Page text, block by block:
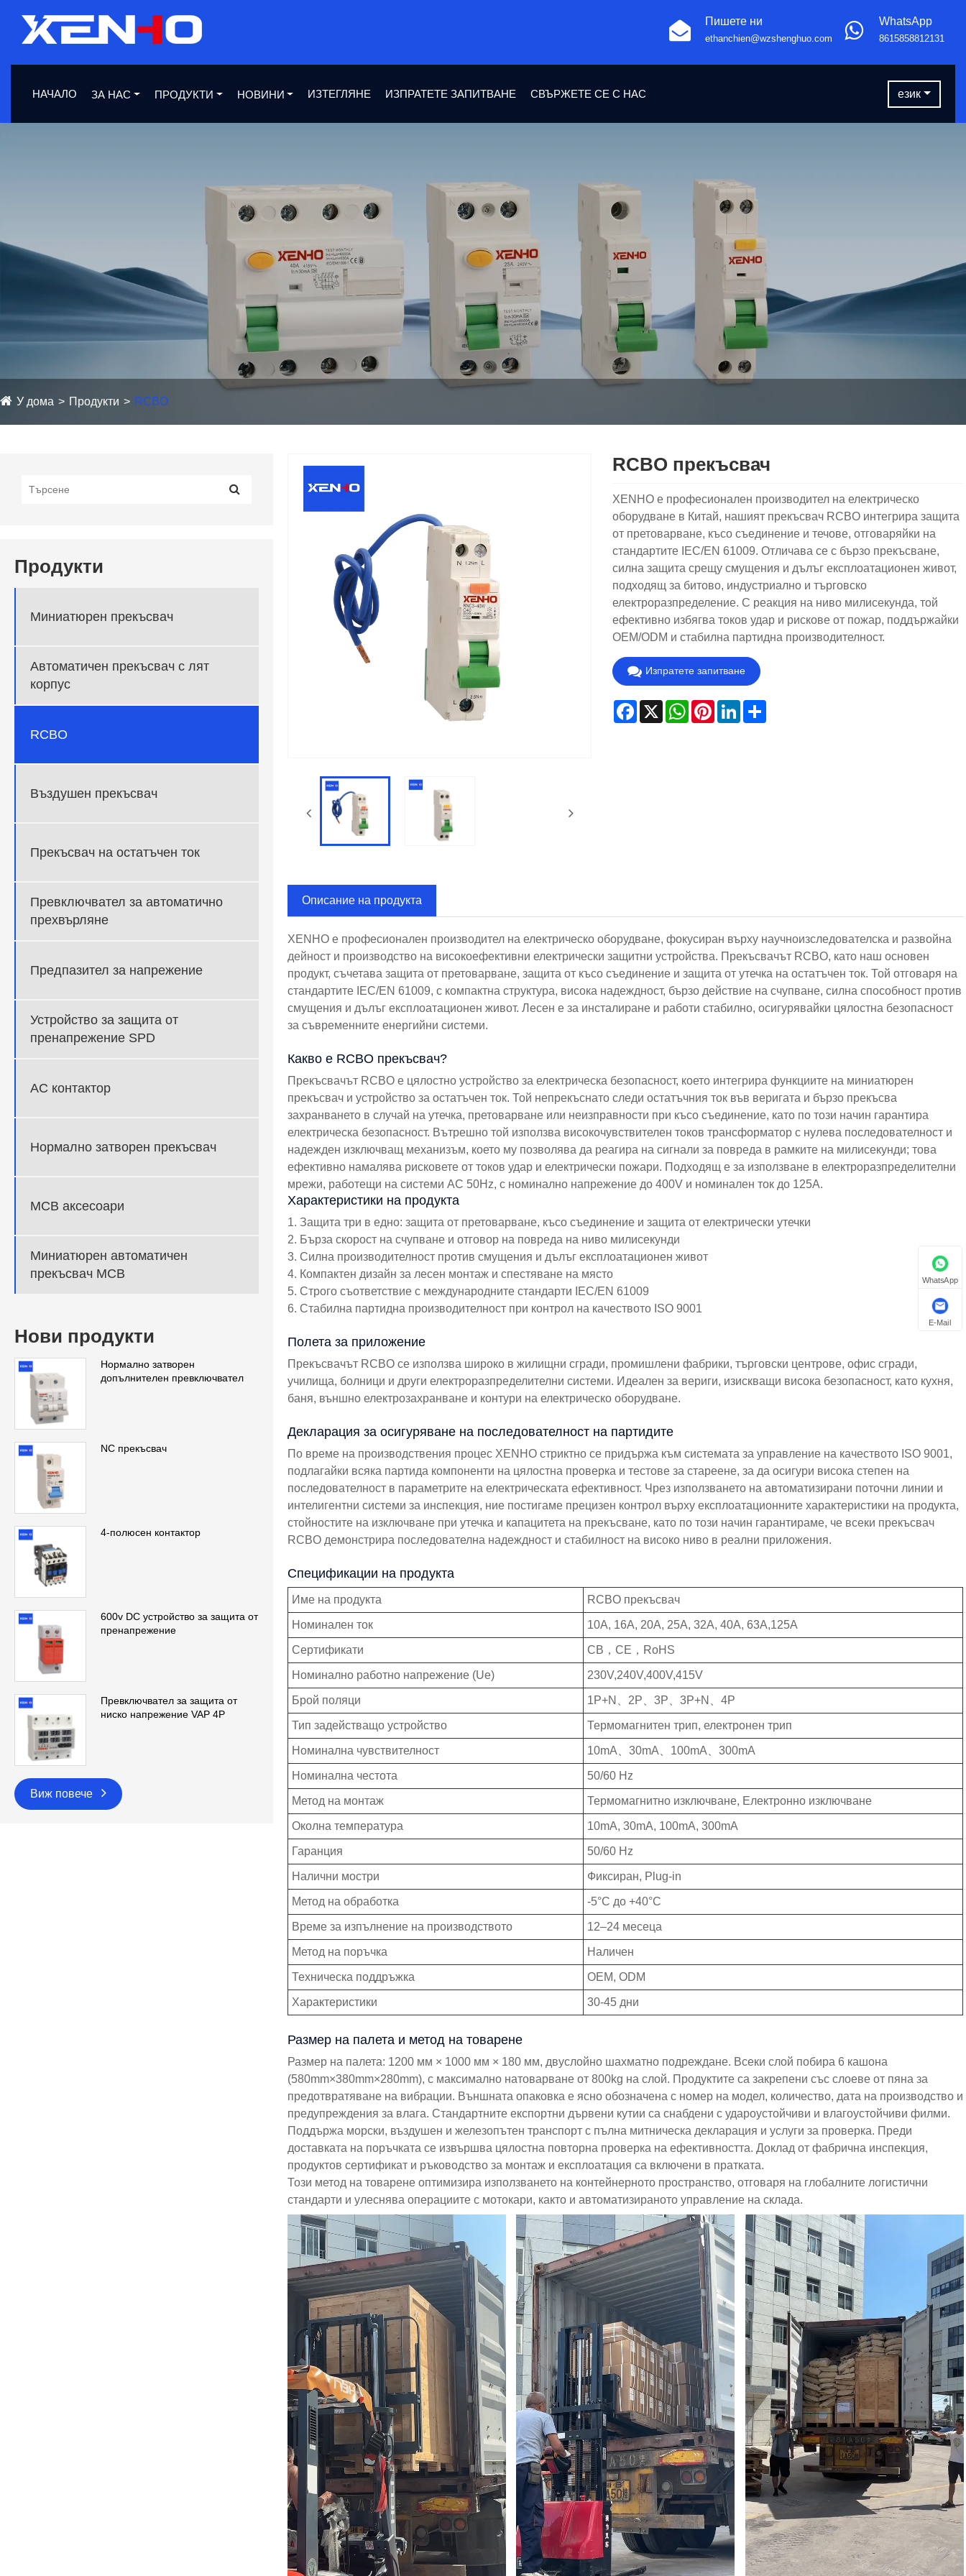
WhatsApp
8615858812131
Пишете ни
ethanchien@wzshenghuo.com
НАЧАЛО ЗА НАС ПРОДУКТИ НОВИНИ ИЗТЕГЛЯНЕ ИЗПРАТЕТЕ ЗАПИТВАНЕ СВЪРЖЕТЕ СЕ С НАС език
У дома Продукти RCBO
Продукти
Миниатюрен прекъсвач
Автоматичен прекъсвач с лят
корпус
RCBO
Въздушен прекъсвач
Прекъсвач на остатъчен ток
Превключвател за автоматично
прехвърляне
Предпазител за напрежение
Устройство за защита от
пренапрежение SPD
AC контактор
Нормално затворен прекъсвач
MCB аксесоари
Миниатюрен автоматичен
прекъсвач MCB
Нови продукти
Нормално затворен
допълнителен превключвател
NC прекъсвач
4-полюсен контактор
600v DC устройство за защита от
пренапрежение
Превключвател за защита от
ниско напрежение VAP 4P
Виж повече
RCBO прекъсвач
XENHO е професионален производител на електрическо
оборудване в Китай, нашият прекъсвач RCBO интегрира защита
от претоварване, късо съединение и течове, отговаряйки на
стандартите IEC/EN 61009. Отличава се с бързо прекъсване,
силна защита срещу смущения и дълъг експлоатационен живот,
подходящ за битово, индустриално и търговско
електроразпределение. С реакция на ниво милисекунда, той
ефективно избягва токов удар и рискове от пожар, поддържайки
OEM/ODM и стабилна партидна производителност.
Изпратете запитване
Facebook
X WhatsApp
PinterestLinkedInShare
Описание на продукта
XENHO е професионален производител на електрическо оборудване, фокусиран върху научноизследователска и развойна
дейност и производство на високоефективни електрически защитни устройства. Прекъсвачът RCBO, като наш основен
продукт, съчетава защита от претоварване, защита от късо съединение и защита от утечка на остатъчен ток. Той отговаря на
стандартите IEC/EN 61009, с компактна структура, висока надеждност, бързо действие на счупване, силна способност против
смущения и дълъг експлоатационен живот. Лесен е за инсталиране и работи стабилно, осигурявайки цялостна безопасност
за съвременните енергийни системи.
Какво е RCBO прекъсвач?
Прекъсвачът RCBO е цялостно устройство за електрическа безопасност, което интегрира функциите на миниатюрен
прекъсвач и устройство за остатъчен ток. Той непрекъснато следи остатъчния ток във веригата и бързо прекъсва
захранването в случай на утечка, претоварване или неизправности при късо съединение, като по този начин гарантира
електрическа безопасност. Вътрешно той използва високочувствителен токов трансформатор с нулева последователност и
надежден изключващ механизъм, което му позволява да реагира на сигнали за повреда в рамките на милисекунди; това
ефективно намалява рисковете от токов удар и електрически пожари. Подходящ е за използване в електроразпределителни
мрежи, работещи на системи AC 50Hz, с номинално напрежение до 400V и номинален ток до 125A.
Характеристики на продукта
1. Защита три в едно: защита от претоварване, късо съединение и защита от електрически утечки
2. Бърза скорост на счупване и отговор на повреда на ниво милисекунди
3. Силна производителност против смущения и дълъг експлоатационен живот
4. Компактен дизайн за лесен монтаж и спестяване на място
5. Строго съответствие с международните стандарти IEC/EN 61009
6. Стабилна партидна производителност при контрол на качеството ISO 9001
Полета за приложение
Прекъсвачът RCBO се използва широко в жилищни сгради, промишлени фабрики, търговски центрове, офис сгради,
училища, болници и други електроразпределителни системи. Идеален за вериги, изискващи висока безопасност, като кухня,
баня, външно електрозахранване и контури на електрическо оборудване.
Декларация за осигуряване на последователност на партидите
По време на производствения процес XENHO стриктно се придържа към системата за управление на качеството ISO 9001,
подлагайки всяка партида компоненти на цялостна проверка и тестове за стареене, за да осигури висока степен на
последователност в параметрите на електрическата ефективност. Чрез използването на автоматизирани поточни линии и
интелигентни системи за инспекция, ние постигаме прецизен контрол върху експлоатационните характеристики на продукта,
стойностите на изключване при утечка и капацитета на прекъсване, като по този начин гарантираме, че всеки прекъсвач
RCBO демонстрира последователна надеждност и стабилност на високо ниво в реални приложения.
Спецификации на продукта
Име на продукта RCBO прекъсвач
Номинален ток 10А, 16А, 20А, 25А, 32А, 40А, 63А,125А
Сертификати CB，CE，RoHS
Номинално работно напрежение (Ue) 230V,240V,400V,415V
Брой поляци 1P+N、2P、3P、3P+N、4P
Тип задействащо устройство Термомагнитен трип, електронен трип
Номинална чувствителност 10mA、30mA、100mA、300mA
Номинална честота 50/60 Hz
Метод на монтаж Термомагнитно изключване, Електронно изключване
Околна температура 10mA, 30mA, 100mA, 300mA
Гаранция 50/60 Hz
Налични мостри Фиксиран, Plug-in
Метод на обработка -5°C до +40°C
Време за изпълнение на производството 12–24 месеца
Метод на поръчка Наличен
Техническа поддръжка OEM, ODM
Характеристики 30-45 дни
Размер на палета и метод на товарене
Размер на палета: 1200 мм × 1000 мм × 180 мм, двуслойно шахматно подреждане. Всеки слой побира 6 кашона
(580mm×380mm×280mm), с максимално натоварване от 800kg на слой. Продуктите са закрепени със слоеве от пяна за
предотвратяване на вибрации. Външната опаковка е ясно обозначена с номер на модел, количество, дата на производство и
предупреждения за влага. Стандартните експортни дървени кутии са снабдени с удароустойчиви и влагоустойчиви филми.
Поддържа морски, въздушен и железопътен транспорт с пълна митническа декларация и услуги за проверка. Преди
доставката на поръчката се извършва цялостна повторна проверка на ефективността. Доклад от фабрична инспекция,
продуктов сертификат и ръководство за монтаж и експлоатация са включени в пратката.
Този метод на товарене оптимизира използването на контейнерното пространство, отговаря на глобалните логистични
стандарти и улеснява операциите с мотокари, както и автоматизираното управление на склада.
WhatsApp
E-Mail